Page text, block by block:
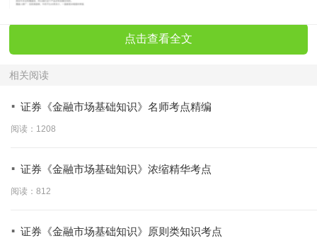
点击查看全文
相关阅读
· 证券《金融市场基础知识》名师考点精编
阅读：1208
· 证券《金融市场基础知识》浓缩精华考点
阅读：812
· 证券《金融市场基础知识》原则类知识考点